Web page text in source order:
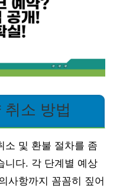
소 방법
소 및 환불 절차를 좀
니다. 각 단계별 예상
사항까지 꼼꼼히 짚어